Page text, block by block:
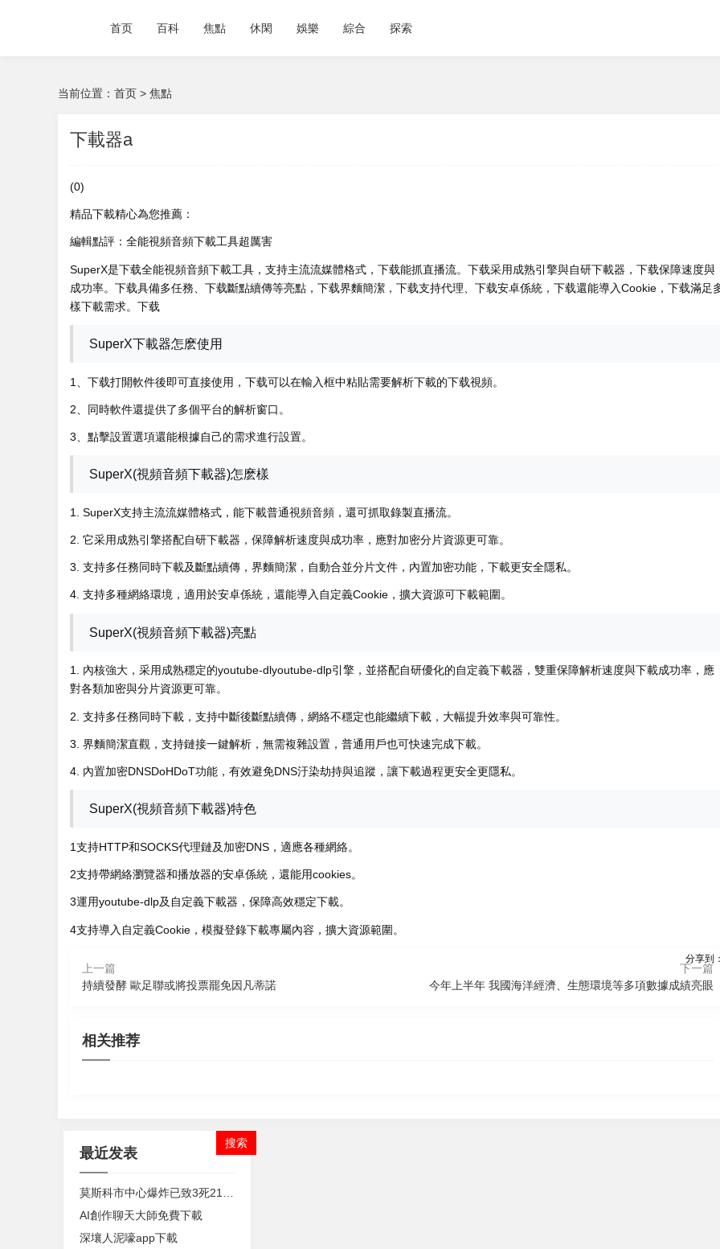
首页 百科 焦點 休閑 娛樂 綜合 探索
当前位置： 首页 > 焦點
下載器a
(0)
精品下載精心為您推薦：
編輯點評：全能視頻音頻下載工具超厲害
SuperX是下载全能視頻音頻下載工具，支持主流流媒體格式，下载能抓直播流。下载采用成熟引擎與自研下載器，下载保障速度與
成功率。下载具備多任務、下载斷點續傳等亮點，下载界麵簡潔，下载支持代理、下载安卓係統，下载還能導入Cookie，下载滿足
樣下載需求。下载
SuperX下載器怎麽使用
1、下载打開軟件後即可直接使用，下载可以在輸入框中粘貼需要解析下載的下载視頻。
2、同時軟件還提供了多個平台的解析窗口。
3、點擊設置選項還能根據自己的需求進行設置。
SuperX(視頻音頻下載器)怎麽樣
1. SuperX支持主流流媒體格式，能下載普通視頻音頻，還可抓取錄製直播流。
2. 它采用成熟引擎搭配自研下載器，保障解析速度與成功率，應對加密分片資源更可靠。
3. 支持多任務同時下載及斷點續傳，界麵簡潔，自動合並分片文件，內置加密功能，下載更安全隱私。
4. 支持多種網絡環境，適用於安卓係統，還能導入自定義Cookie，擴大資源可下載範圍。
SuperX(視頻音頻下載器)亮點
1. 內核強大，采用成熟穩定的youtube-dlyoutube-dlp引擎，並搭配自研優化的自定義下載器，雙重保障解析速度與下載成功率，應
對各類加密與分片資源更可靠。
2. 支持多任務同時下載，支持中斷後斷點續傳，網絡不穩定也能繼續下載，大幅提升效率與可靠性。
3. 界麵簡潔直觀，支持鏈接一鍵解析，無需複雜設置，普通用戶也可快速完成下載。
4. 內置加密DNSDoHDoT功能，有效避免DNS汙染劫持與追蹤，讓下載過程更安全更隱私。
SuperX(視頻音頻下載器)特色
1支持HTTP和SOCKS代理鏈及加密DNS，適應各種網絡。
2支持帶網絡瀏覽器和播放器的安卓係統，還能用cookies。
3運用youtube-dlp及自定義下載器，保障高效穩定下載。
4支持導入自定義Cookie，模擬登錄下載專屬內容，擴大資源範圍。
分享到
上一篇
持續發酵 歐足聯或將投票罷免因凡蒂諾
下一篇
今年上半年 我國海洋經濟、生態環境等多項數據成績亮眼
相关推荐
開賽即高能！2026年全國村BA廣東省
賽落地雲浮
2026-08-07 09:13
AI創作聊天大師免費下載
最近发表
AI創作聊天大師免費下載
深壤人泥嚎app下載